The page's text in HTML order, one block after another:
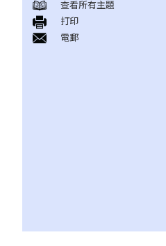
1. 若违反保障资料原则，会有甚
2. 在哪些情况下，持有个人资料
障资料原则的规限?
查看所有主題
打印
電郵